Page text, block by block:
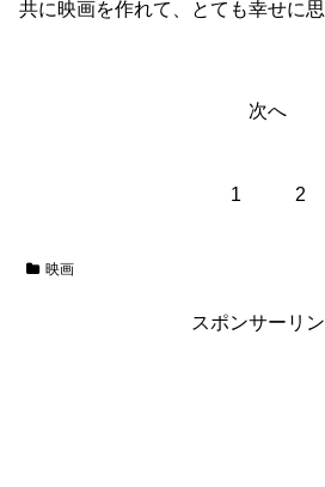
共に映画を作れて、とても幸せに思
次へ
1 2
映画
スポンサーリ